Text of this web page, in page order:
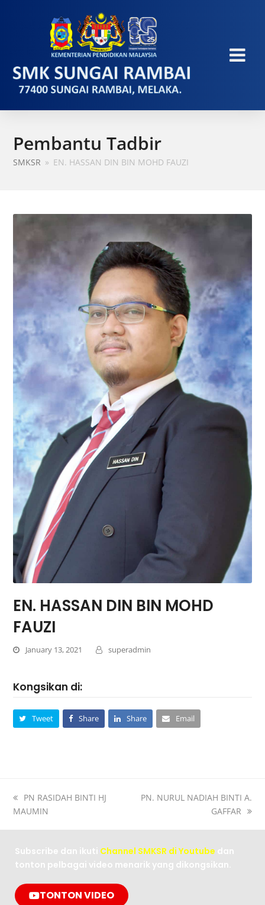
Pembantu Tadbir
SMKSR » EN. HASSAN DIN BIN MOHD FAUZI
EN. HASSAN DIN BIN MOHD
FAUZI
January 13, 2021 superadmin
Kongsikan di:
Tweet Share Share Email
PN RASIDAH BINTI HJ
MAUMIN
PN. NURUL NADIAH BINTI A.
GAFFAR
Subscribe dan ikuti Channel SMKSR di Youtube dan
tonton pelbagai video menarik yang dikongsikan.
TONTON VIDEO